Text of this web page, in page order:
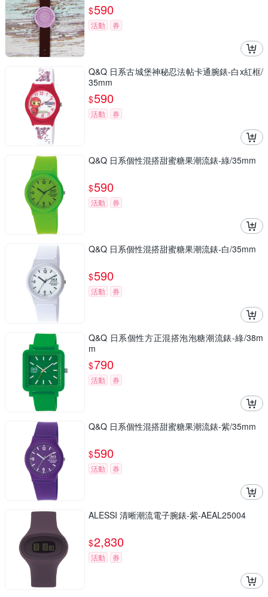
$590
活動 券
Q&Q 日系古城堡神秘忍法帖卡通腕錶-白x紅框/
35mm
$590
活動 券
Q&Q 日系個性混搭甜蜜糖果潮流錶-綠/35mm
$590
活動 券
Q&Q 日系個性混搭甜蜜糖果潮流錶-白/35mm
$590
活動 券
Q&Q 日系個性方正混搭泡泡糖潮流錶-綠/38m
m
$790
活動 券
Q&Q 日系個性混搭甜蜜糖果潮流錶-紫/35mm
$590
活動 券
ALESSI 清晰潮流電子腕錶-紫-AEAL25004
$2,830
活動 券